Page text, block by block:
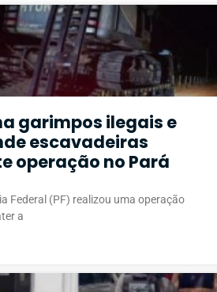
garimpos ilegais e
escavadeiras
operação no Pará
(PF) realizou uma operação
a